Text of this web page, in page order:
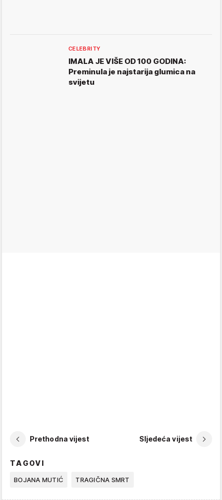
CELEBRITY
IMALA JE VIŠE OD 100 GODINA:
Preminula je najstarija glumica na
svijetu
Prethodna vijest Sljedeća vijest
TAGOVI
BOJANA MUTIĆ TRAGIČNA SMRT